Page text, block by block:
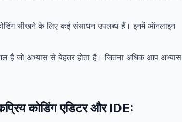
सीखने के लिए कई संसाधन उपलब्ध हैं। इनमें ऑनलाइन
है जो अभ्यास से बेहतर होता है। जितना अधिक आप अभ्यास
कोडिंग एडिटर और IDE: